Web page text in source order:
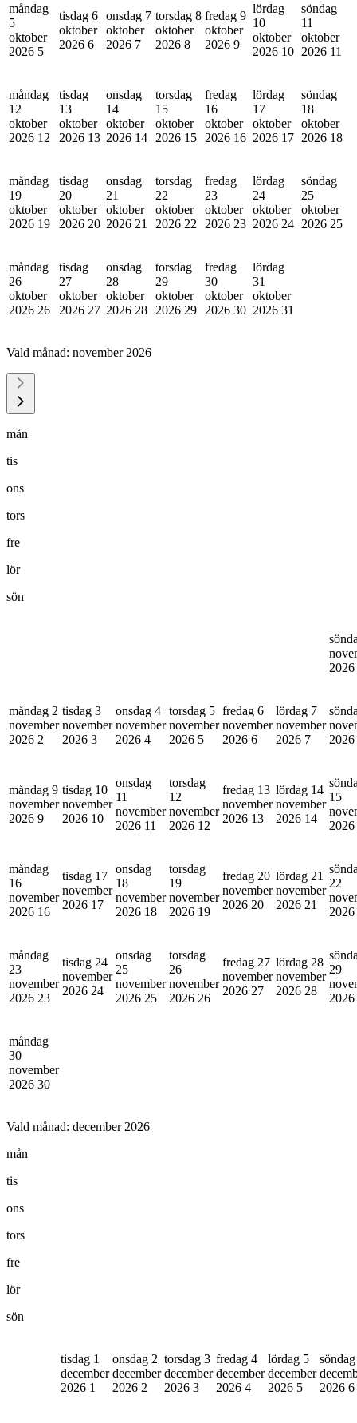
måndag
5
oktober
2026 5
tisdag 6
oktober
2026 6
onsdag 7
oktober
2026 7
torsdag 8
oktober
2026 8
fredag 9
oktober
2026 9
lördag
10
oktober
2026 10
söndag
11
oktober
2026 11
måndag
12
oktober
2026 12
tisdag
13
oktober
2026 13
onsdag
14
oktober
2026 14
torsdag
15
oktober
2026 15
fredag
16
oktober
2026 16
lördag
17
oktober
2026 17
söndag
18
oktober
2026 18
måndag
19
oktober
2026 19
tisdag
20
oktober
2026 20
onsdag
21
oktober
2026 21
torsdag
22
oktober
2026 22
fredag
23
oktober
2026 23
lördag
24
oktober
2026 24
söndag
25
oktober
2026 25
måndag
26
oktober
2026 26
tisdag
27
oktober
2026 27
onsdag
28
oktober
2026 28
torsdag
29
oktober
2026 29
fredag
30
oktober
2026 30
lördag
31
oktober
2026 31
Vald månad: november 2026
mån
tis
ons
tors
fre
lör
sön
2026
måndag 2
november
2026 2
tisdag 3
november
2026 3
onsdag 4
november
2026 4
torsdag 5
november
2026 5
fredag 6
november
2026 6
lördag 7
november
2026 7
2026
måndag 9
november
2026 9
tisdag 10
november
2026 10
onsdag
11
november
2026 11
torsdag
12
november
2026 12
fredag 13
november
2026 13
lördag 14
november
2026 14
15
2026
måndag
16
november
2026 16
tisdag 17
november
2026 17
onsdag
18
november
2026 18
torsdag
19
november
2026 19
fredag 20
november
2026 20
lördag 21
november
2026 21
22
2026
måndag
23
november
2026 23
tisdag 24
november
2026 24
onsdag
25
november
2026 25
torsdag
26
november
2026 26
fredag 27
november
2026 27
lördag 28
november
2026 28
29
2026
måndag
30
november
2026 30
Vald månad: december 2026
mån
tis
ons
tors
fre
lör
sön
tisdag 1
december
2026 1
onsdag 2
december
2026 2
torsdag 3
december
2026 3
fredag 4
december
2026 4
lördag 5
december
2026 5
2026 6